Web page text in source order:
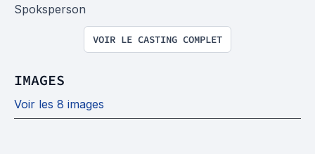
Spoksperson
VOIR LE CASTING COMPLET
IMAGES
Voir les 8 images